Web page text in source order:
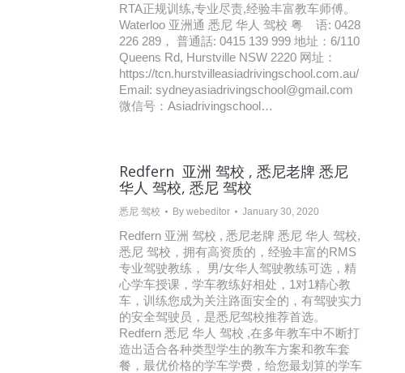
RTA正规训练,专业尽责,经验丰富教车师傅。
Waterloo 亚洲通 悉尼 华人 驾校 粤 语: 0428
226 289， 普通話: 0415 139 999 地址：6/110
Queens Rd, Hurstville NSW 2220 网址：
https://tcn.hurstvilleasiadrivingschool.com.au/
Email: sydneyasiadrivingschool@gmail.com
微信号：Asiadrivingschool…
Redfern 亚洲 驾校 , 悉尼老牌 悉尼
华人 驾校, 悉尼 驾校
悉尼 驾校 By webeditor January 30, 2020
Redfern 亚洲 驾校 , 悉尼老牌 悉尼 华人 驾校,
悉尼 驾校，拥有高资质的，经验丰富的RMS
专业驾驶教练， 男/女华人驾驶教练可选，精
心学车授课，学车教练好相处，1对1精心教
车，训练您成为关注路面安全的，有驾驶实力
的安全驾驶员，是悉尼驾校推荐首选。
Redfern 悉尼 华人 驾校 ,在多年教车中不断打
造出适合各种类型学生的教车方案和教车套
餐，最优价格的学车学费，给您最划算的学车